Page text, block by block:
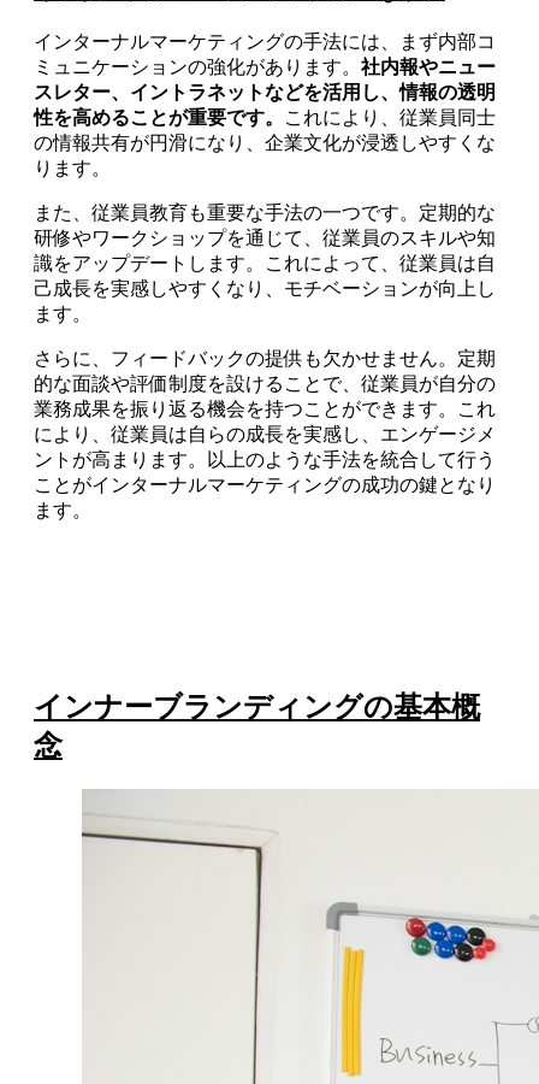
インターナルマーケティングの手法には、まず内部コ
ミュニケーションの強化があります。 社内報やニュー
スレター、イントラネットなどを活用し、情報の透明
性を高めることが重要です。
これにより、従業員同士
の情報共有が円滑になり、企業文化が浸透しやすくな
ります。
また、従業員教育も重要な手法の一つです。定期的な
研修やワークショップを通じて、従業員のスキルや知
識をアップデートします。これによって、従業員は自
己成長を実感しやすくなり、モチベーションが向上し
ます。
さらに、フィードバックの提供も欠かせません。定期
的な面談や評価制度を設けることで、従業員が自分の
業務成果を振り返る機会を持つことができます。これ
により、従業員は自らの成長を実感し、エンゲージメ
ントが高まります。以上のような手法を統合して行う
ことがインターナルマーケティングの成功の鍵となり
ます。
インナーブランディングの基本概
念